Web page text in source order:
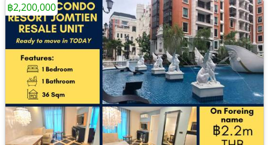
฿2,200,000